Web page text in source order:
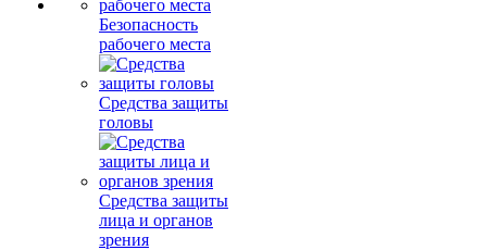
Безопасность
рабочего места
Средства защиты
головы
Средства защиты
лица и органов
зрения